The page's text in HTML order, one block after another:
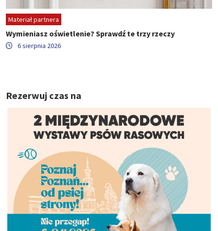
Materiał partnera
Wymieniasz oświetlenie? Sprawdź te trzy rzeczy
6 sierpnia 2026
Rezerwuj czas na